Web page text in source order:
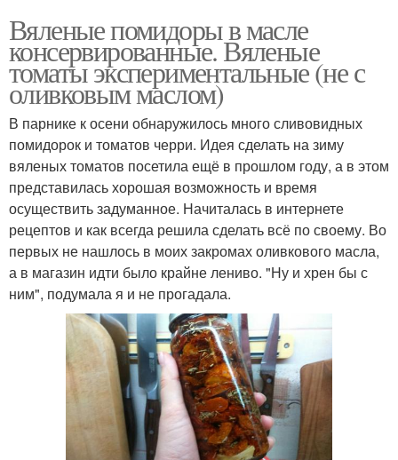
Вяленые помидоры в масле
консервированные. Вяленые
томаты экспериментальные (не с
оливковым маслом)
В парнике к осени обнаружилось много сливовидных
помидорок и томатов черри. Идея сделать на зиму
вяленых томатов посетила ещё в прошлом году, а в этом
представилась хорошая возможность и время
осуществить задуманное. Начиталась в интернете
рецептов и как всегда решила сделать всё по своему. Во
первых не нашлось в моих закромах оливкового масла,
а в магазин идти было крайне лениво. "Ну и хрен бы с
ним", подумала я и не прогадала.